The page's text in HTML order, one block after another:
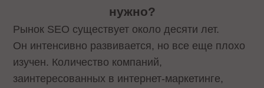
нужно?
Рынок SEO существует около десяти лет.
Он интенсивно развивается, но все еще плохо
изучен. Количество компаний,
заинтересованных в интернет-маркетинге,